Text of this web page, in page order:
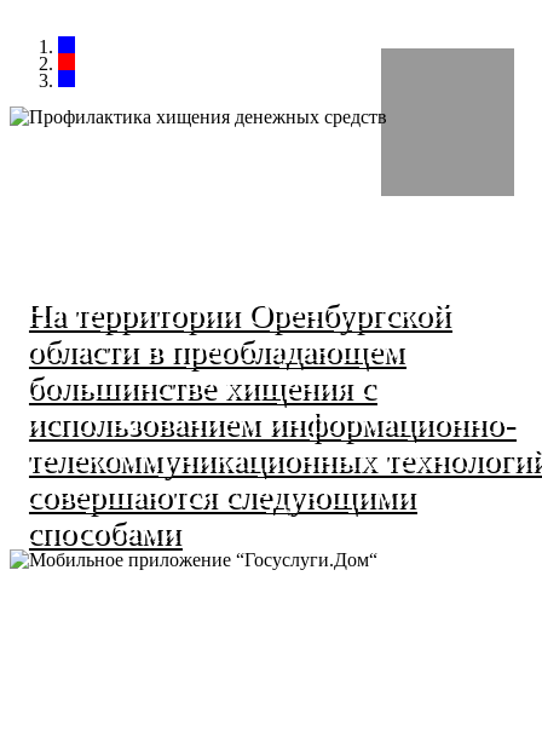
На территории Оренбургской
области в преобладающем
большинстве хищения с
использованием информационно-
телекоммуникационных
совершаются следующими
способами